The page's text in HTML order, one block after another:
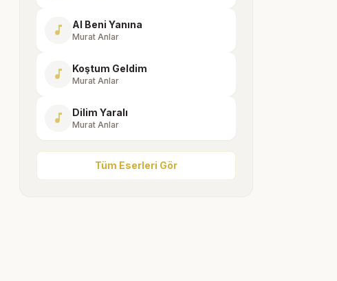
music_note Al Beni Yanına
Murat Anlar
music_note Koştum Geldim
Murat Anlar
music_note Dilim Yaralı
Murat Anlar
Tüm Eserleri Gör